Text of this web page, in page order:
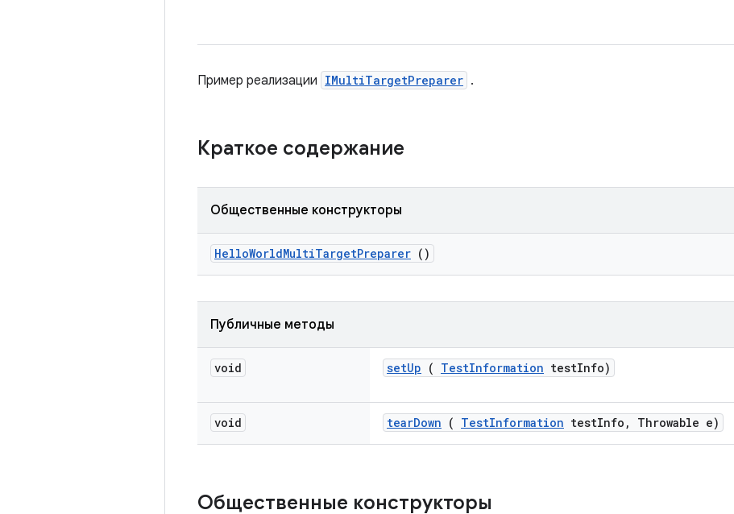
Пример реализации IMultiTargetPreparer .
Краткое содержание
Общественные конструкторы
HelloWorldMultiTargetPreparer ()
Публичные методы
void setUp ( TestInformation testInfo)
void tearDown ( TestInformation testInfo , Throwable e)
Общественные конструкторы